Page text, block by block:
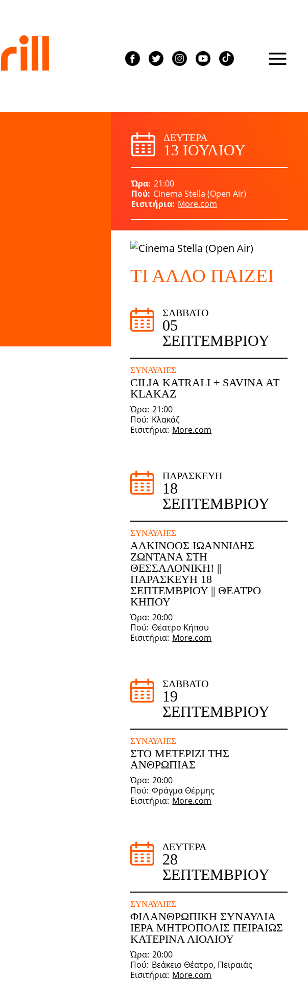
ΔΕΥΤΈΡΑ
13 ΙΟΥΛΊΟΥ
Ώρα 21:00
Πού Cinema Stella (Open Air)
Εισιτήρια More.com
ΤΙ ΆΛΛΟ ΠΑΊΖΕΙ
ΣΆΒΒΑΤΟ
05
ΣΕΠΤΕΜΒΡΊΟΥ
ΣΥΝΑΥΛΊΕΣ
CILIA KATRALI + SAVINA AT
KLAKAZ
Ώρα 21:00
Πού Κλακάζ
Εισιτήρια More.com
ΠΑΡΑΣΚΕΥΉ
18
ΣΕΠΤΕΜΒΡΊΟΥ
ΣΥΝΑΥΛΊΕΣ
ΑΛΚΙΝΟΟΣ ΙΩΑΝΝΙΔΗΣ
ΖΩΝΤΑΝΆ ΣΤΗ
ΘΕΣΣΑΛΟΝΊΚΗ! ||
ΠΑΡΑΣΚΕΥΉ 18
ΣΕΠΤΕΜΒΡΊΟΥ || ΘΈΑΤΡΟ
ΚΉΠΟΥ
Ώρα 20:00
Πού Θέατρο Κήπου
Εισιτήρια More.com
ΣΆΒΒΑΤΟ
19
ΣΕΠΤΕΜΒΡΊΟΥ
ΣΥΝΑΥΛΊΕΣ
ΣΤΟ ΜΕΤΕΡΊΖΙ ΤΗΣ
ΑΝΘΡΩΠΙΆΣ
Ώρα 20:00
Πού Φράγμα Θέρμης
Εισιτήρια More.com
ΔΕΥΤΈΡΑ
28
ΣΕΠΤΕΜΒΡΊΟΥ
ΣΥΝΑΥΛΊΕΣ
ΦΙΛΑΝΘΡΩΠΙΚΗ ΣΥΝΑΥΛΙΑ
ΙΕΡΑ ΜΗΤΡΟΠΟΛΙΣ ΠΕΙΡΑΙΩΣ
ΚΑΤΕΡΙΝΑ ΛΙΟΛΙΟΥ
Ώρα 20:00
Πού Βεάκειο Θέατρο, Πειραιάς
Εισιτήρια More.com